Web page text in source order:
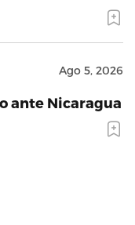
Ago 5, 2026
ante Nicaragua